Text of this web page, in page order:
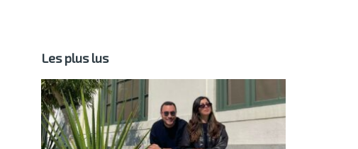
Les plus lus